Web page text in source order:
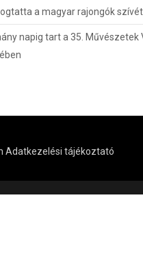
a magyar rajongók szívét
napig tart a 35. Művészetek
Adatkezelési tájékoztató